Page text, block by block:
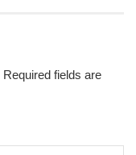
Required fields are